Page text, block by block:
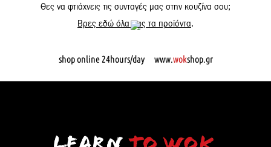
Θες να φτιάχνεις τις συνταγές μας στην κουζίνα σου;
Βρες εδώ όλα μας τα προϊόντα.
shop online 24hours/day www.wokshop.gr